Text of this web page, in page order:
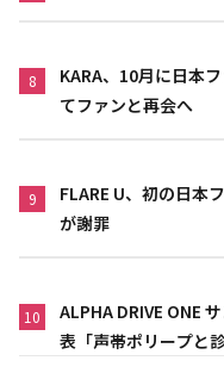
8
KARA、10月に日本
てファンと再会へ
9
FLARE U、初の日本
が謝罪
10
ALPHA DRIVE ONE
表「声帯ポリープと